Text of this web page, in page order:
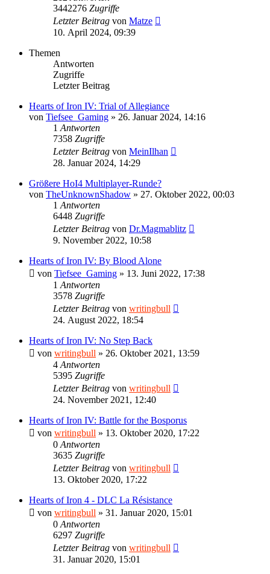
3442276 Zugriffe
Letzter Beitrag von Matze
10. April 2024, 09:39
Themen
Antworten
Zugriffe
Letzter Beitrag
Hearts of Iron IV: Trial of Allegiance
von Tiefsee_Gaming » 26. Januar 2024, 14:16
1 Antworten
7358 Zugriffe
Letzter Beitrag von MeinIlhan
28. Januar 2024, 14:29
Größere HoI4 Multiplayer-Runde?
von TheUnknownShadow » 27. Oktober 2022, 00:03
1 Antworten
6448 Zugriffe
Letzter Beitrag von Dr.Magmablitz
9. November 2022, 10:58
Hearts of Iron IV: By Blood Alone
von Tiefsee_Gaming » 13. Juni 2022, 17:38
1 Antworten
3578 Zugriffe
Letzter Beitrag von writingbull
24. August 2022, 18:54
Hearts of Iron IV: No Step Back
von writingbull » 26. Oktober 2021, 13:59
4 Antworten
5395 Zugriffe
Letzter Beitrag von writingbull
24. November 2021, 12:40
Hearts of Iron IV: Battle for the Bosporus
von writingbull » 13. Oktober 2020, 17:22
0 Antworten
3635 Zugriffe
Letzter Beitrag von writingbull
13. Oktober 2020, 17:22
Hearts of Iron 4 - DLC La Résistance
von writingbull » 31. Januar 2020, 15:01
0 Antworten
6297 Zugriffe
Letzter Beitrag von writingbull
31. Januar 2020, 15:01